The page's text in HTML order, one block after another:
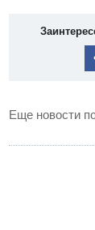
Еще новости